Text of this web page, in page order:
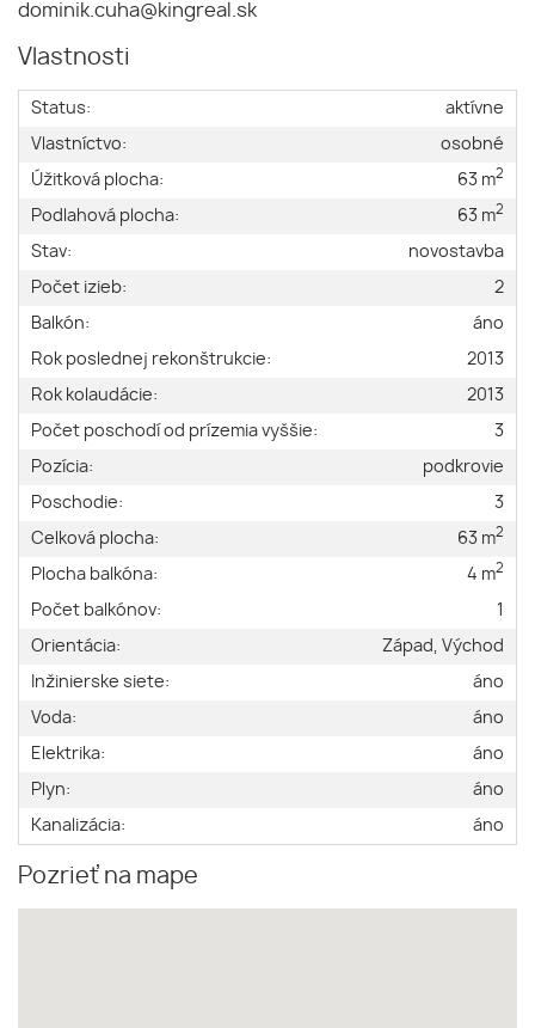
dominik.cuha@kingreal.sk
Vlastnosti
Status:
aktívne
Vlastníctvo:
osobné
Úžitková plocha:
63 m2
Podlahová plocha: 63 m2
Stav:
novostavba
Počet izieb:
2
Balkón:
áno
Rok poslednej rekonštrukcie:
2013
Rok kolaudácie:
2013
Počet poschodí od prízemia vyššie:
3
Pozícia:
podkrovie
Poschodie:
3
Celková plocha:
63 m2
Plocha balkóna: 4 m2
Počet balkónov:
1
Orientácia:
Západ, Východ
Inžinierske siete:
áno
Voda:
áno
Elektrika:
áno
Plyn:
áno
Kanalizácia:
áno
Pozrieť na mape